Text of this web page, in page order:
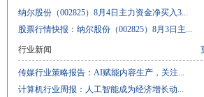
纳尔股份（002825）8月4日主力资金净买入3...
股票行情快报：纳尔股份（002825）8月3日主...
行业新闻
传媒行业策略报告：AI赋能内容生产，关注...
计算机行业周报：人工智能成为经济增长动...